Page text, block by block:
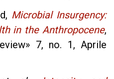
Microbial Insurgency:
in the Anthropocene,
» 7, no. 1, Aprile